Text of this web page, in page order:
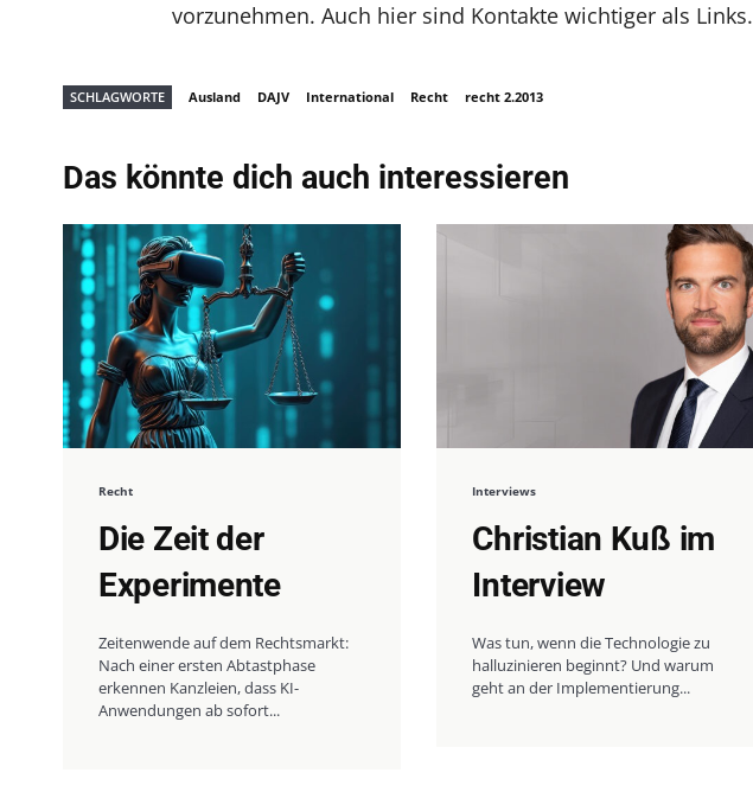
vorzunehmen. Auch hier sind Kontakte wichtiger als Links.
SCHLAGWORTE Ausland DAJV International Recht recht 2.2013
Das könnte dich auch interessieren
Recht
Die Zeit der
Experimente
Zeitenwende auf dem Rechtsmarkt:
Nach einer ersten Abtastphase
erkennen Kanzleien, dass KI-
Anwendungen ab sofort...
Interviews
Christian Kuß im
Interview
Was tun, wenn die Technologie zu
halluzinieren beginnt? Und warum
geht an der Implementierung...